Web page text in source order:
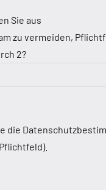
Sie aus
zu vermeiden,
2?
die